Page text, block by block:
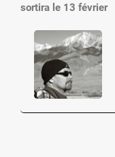
sortira le 13 février